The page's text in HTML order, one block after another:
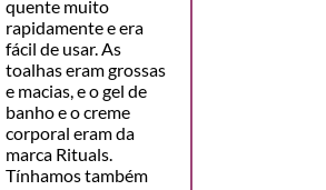
quente muito
rapidamente e era
fácil de usar. As
toalhas eram grossas
e macias, e o gel de
banho e o creme
corporal eram da
marca Rituals.
Tínhamos também